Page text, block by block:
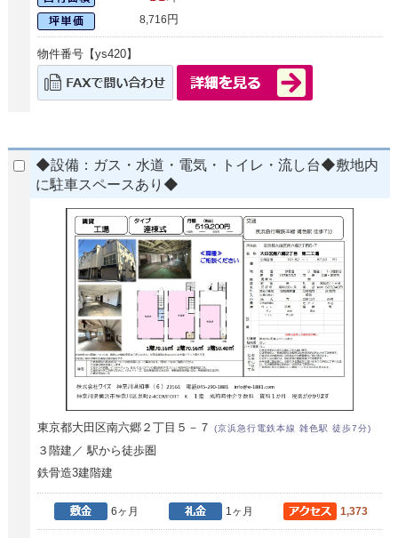
8,716 円
物件番号【ys420】
◆設備：ガス・水道・電気・トイレ・流し台◆敷地内
に駐車スペースあり◆
東京都大田区南六郷２丁目５－７(京浜急行電鉄本線 雑色駅 徒歩7分)
３階建／ 駅から徒歩圏
鉄骨造3建階建
6ヶ月 1ヶ月 1,373